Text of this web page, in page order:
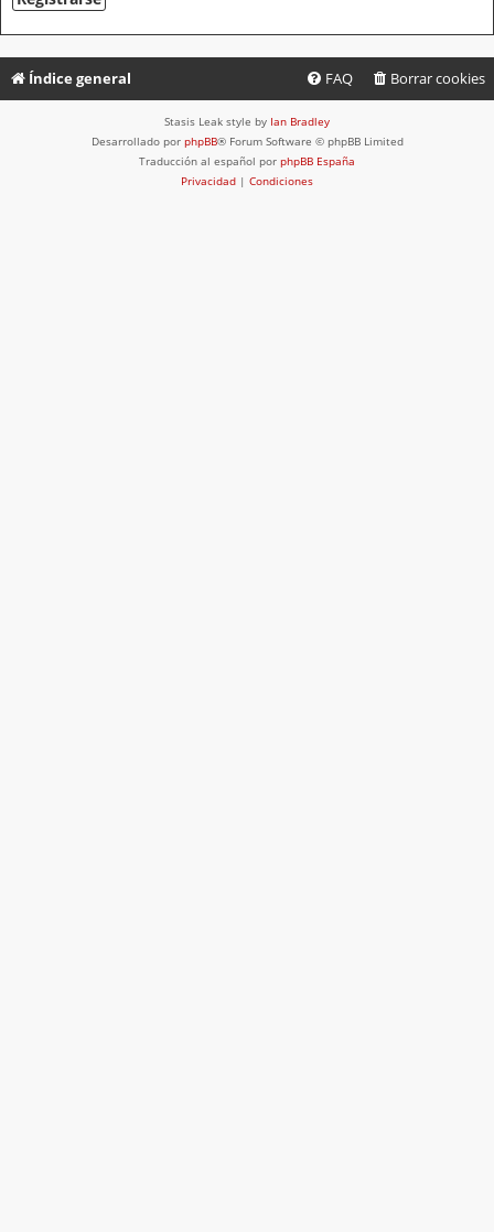
Índice general Borrar cookies
FAQ
Stasis Leak style by Ian Bradley
Desarrollado por phpBB® Forum Software © phpBB Limited
Traducción al español por phpBB España
Privacidad | Condiciones